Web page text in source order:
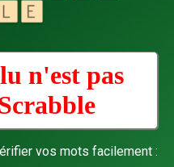
n'est pas
vos mots facilement :